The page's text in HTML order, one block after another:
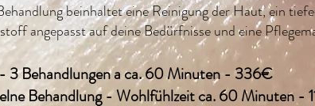
beinhaltet eine Reinigung der Haut, ein
angepasst auf deine Bedürfnisse und eine
3 Behandlungen a ca. 60 Minuten - 336€
Behandlung - Wohlfühlzeit ca. 60 Minuten -